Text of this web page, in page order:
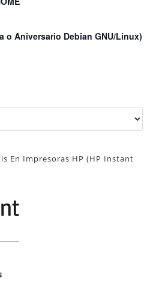
o Aniversario Debian GNU/Linux)
En Impresoras HP (HP Instant